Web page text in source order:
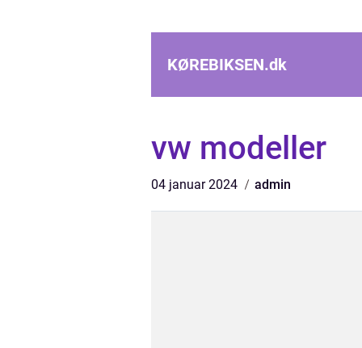
KØREBIKSEN.dk
vw modeller
04 januar 2024 admin